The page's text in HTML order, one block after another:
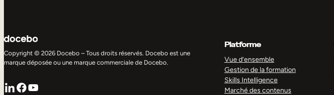
Copyright © 2026 Docebo – Tous droits réservés. Docebo est une
marque déposée ou une marque commerciale de Docebo.
LinkedIn
Facebook
YouTube
Platforme
Vue d’ensemble
Gestion de la formation
Skills Intelligence
Marché des contenus